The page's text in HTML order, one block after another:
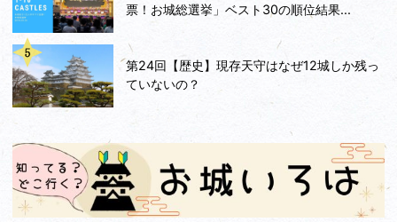
票！お城総選挙」ベスト30の順位結果...
第24回【歴史】現存天守はなぜ12城しか残っ
ていないの？